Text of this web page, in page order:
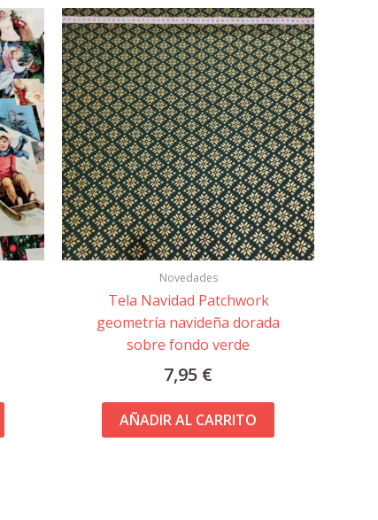
Novedades
Tela Navidad Patchwork
geometría navideña dorada
sobre fondo verde
7,95 €
AÑADIR AL CARRITO